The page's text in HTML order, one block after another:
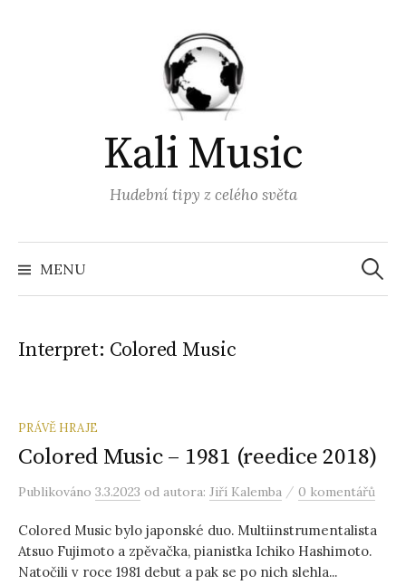
Kali Music
Hudební tipy z celého světa
MENU
Interpret: Colored Music
PRÁVĚ HRAJE
Colored Music – 1981 (reedice 2018)
Publikováno 3.3.2023 od autora: Jiří Kalemba / 0 komentářů
Colored Music bylo japonské duo. Multiinstrumentalista
Atsuo Fujimoto a zpěvačka, pianistka Ichiko Hashimoto.
Natočili v roce 1981 debut a pak se po nich slehla...